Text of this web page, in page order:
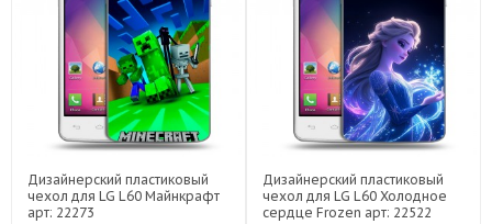
Дизайнерский пластиковый
чехол для LG L60 Майнкрафт
арт: 22273
Дизайнерский пластиковый
чехол для LG L60 Холодное
сердце Frozen арт: 22522